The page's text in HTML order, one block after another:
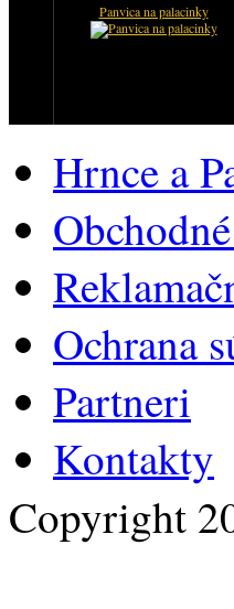
Panvica na palacinky
Hrnce a
Ochrana
Partneri
Kontakty
Copyright